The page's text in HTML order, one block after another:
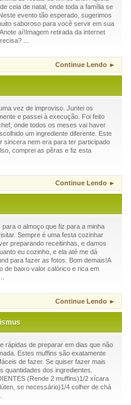
ceia de natal, onde toda a família se
evento tão esperado, sugerimos
saboroso para você servir em sua
aí!Imagem retirada da internet
...
Continue Lendo ►
vez de improviso. Juntei os
e passei à execução. Foi feito
onde todos os meses vai haver
um ingrediente diferente. Este
sincera nem era para ter participado
comprei as pêras e fiz esta
Continue Lendo ►
para o almoço que fiz para a minha
Sempre é uma festa cozinhar
preparando receitinhas, e damos
eu cozinho, e ela até me dá
para fazer as fotos. Bom demais!A
de baixo valor calórico e rica em
Continue Lendo ►
rápidas de preparar em dias que não
Estes muffins são exatamente
de fazer. Se quiser fazer mais
quantidades dos ingredientes.
(Rende 2 muffins)1/2 xícara
se necessário)1/4 colher de chá